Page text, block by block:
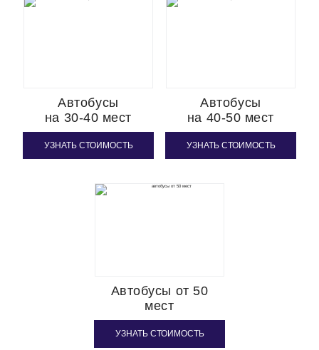
Автобусы
на 30-40 мест
УЗНАТЬ СТОИМОСТЬ
Автобусы
на 40-50 мест
УЗНАТЬ СТОИМОСТЬ
Автобусы от 50
мест
УЗНАТЬ СТОИМОСТЬ